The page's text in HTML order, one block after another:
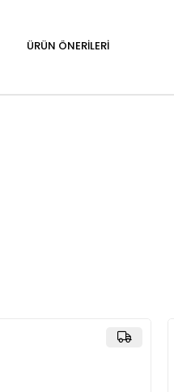
ÜRÜN ÖNERILERI